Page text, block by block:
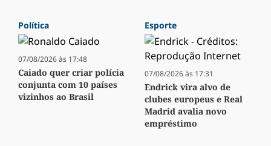
Política
07/08/2026 às 17:48
Caiado quer criar polícia
conjunta com 10 países
vizinhos ao Brasil
Esporte
07/08/2026 às 17:31
Endrick vira alvo de
clubes europeus e Real
Madrid avalia novo
empréstimo